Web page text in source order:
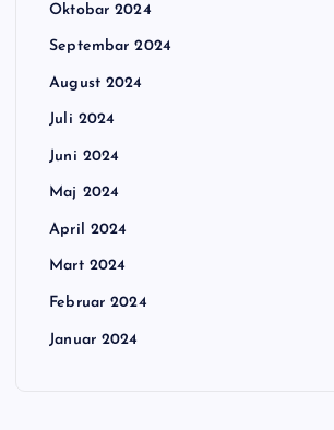
Oktobar 2024
Septembar 2024
August 2024
Juli 2024
Juni 2024
Maj 2024
April 2024
Mart 2024
Februar 2024
Januar 2024